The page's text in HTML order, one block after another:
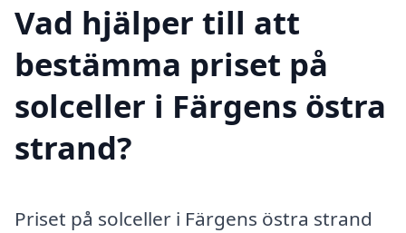
Vad hjälper till att
bestämma priset på
solceller i Färgens östra
strand?
Priset på solceller i Färgens östra strand